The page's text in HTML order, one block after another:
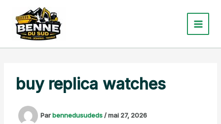
contenu
buy replica watches
Parbennedusudeds/mai 27, 2026